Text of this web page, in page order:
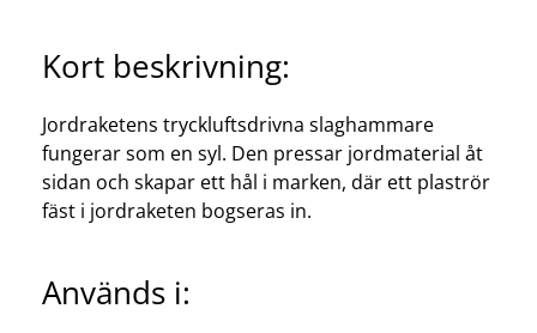
Kort beskrivning:
Jordraketens tryckluftsdrivna slaghammare
fungerar som en syl. Den pressar jordmaterial åt
sidan och skapar ett hål i marken, där ett plaströr
fäst i jordraketen bogseras in.
Används i: